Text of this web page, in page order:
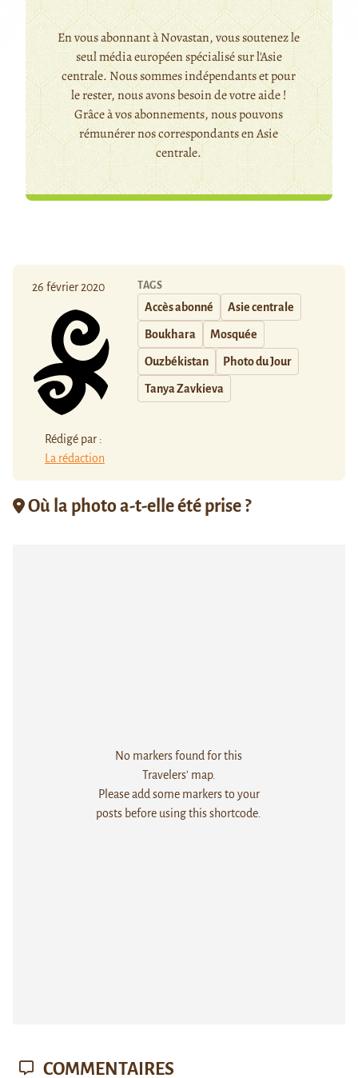
En vous abonnant à Novastan, vous soutenez le
seul média européen spécialisé sur l'Asie
centrale. Nous sommes indépendants et pour
le rester, nous avons besoin de votre aide !
Grâce à vos abonnements, nous pouvons
rémunérer nos correspondants en Asie
centrale.
26 février 2020
Rédigé par :
La rédaction
TAGS
Accès abonné Asie centrale
Boukhara Mosquée
Ouzbékistan Photo du Jour
Tanya Zavkieva
Où la photo a-t-elle été prise ?
No markers found for this
Travelers' map.
Please add some markers to your
posts before using this shortcode.
COMMENTAIRES